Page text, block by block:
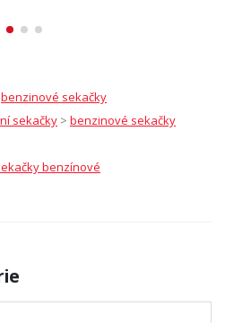
benzinové sekačky
sekačky > benzinové sekačky
benzínové